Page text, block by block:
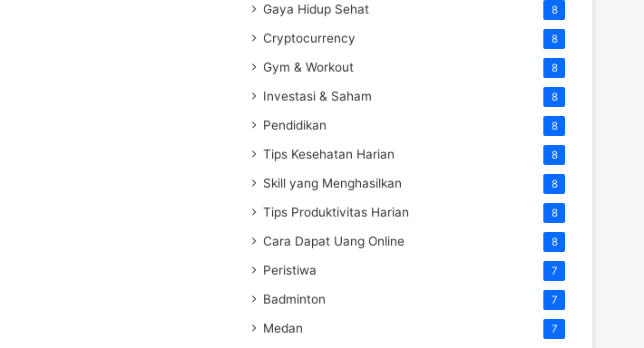
Gaya Hidup Sehat 8
Cryptocurrency 8
Gym & Workout 8
Investasi & Saham 8
Pendidikan 8
Tips Kesehatan Harian 8
Skill yang Menghasilkan 8
Tips Produktivitas Harian 8
Cara Dapat Uang Online 8
Peristiwa 7
Badminton 7
Medan 7